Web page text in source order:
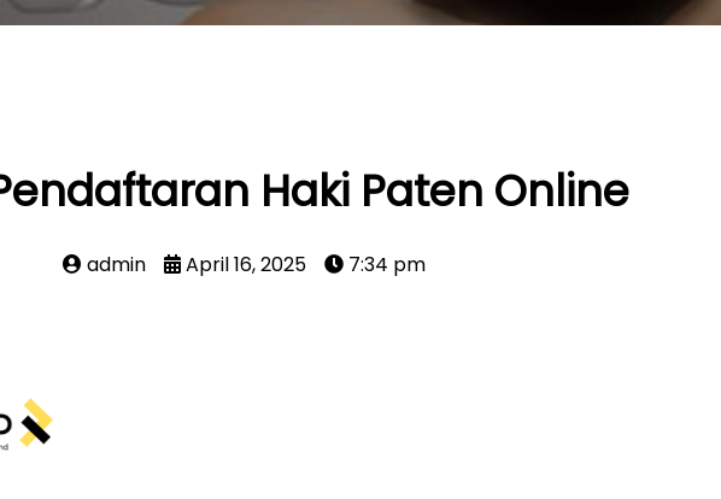
Haki Paten Online
admin April 16, 2025 7:34 pm